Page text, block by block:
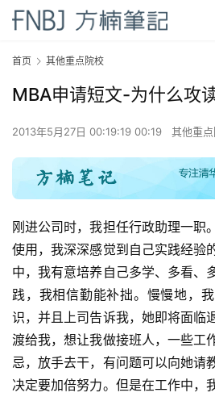
首
页
首页 其他重点院校
MBA申请短文-为什么攻
2013年5月27日 00:19:19 00:19 其他重
刚进公司时，我担任行政助理一职
使用，我深深感觉到自己实践经验
中，我有意培养自己多学、多看、
践，我相信勤能补拙。慢慢地，
识，并且上司告诉我，她即将面临
渡给我，想让我做接班人，一些工
忌，放手去干，有问题可以向她请
决定要加倍努力。但是在工作中，